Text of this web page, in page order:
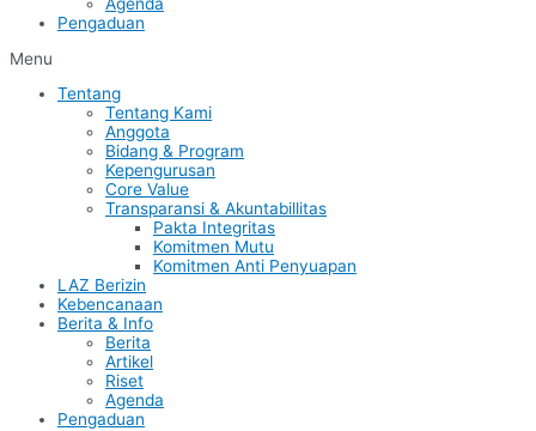
Pengaduan
Menu
Tentang
Tentang Kami
Anggota
Bidang & Program
Kepengurusan
Core Value
Transparansi & Akuntabillitas
Pakta Integritas
Komitmen Mutu
Komitmen Anti Penyuapan
LAZ Berizin
Kebencanaan
Berita & Info
Berita
Artikel
Riset
Agenda
Pengaduan